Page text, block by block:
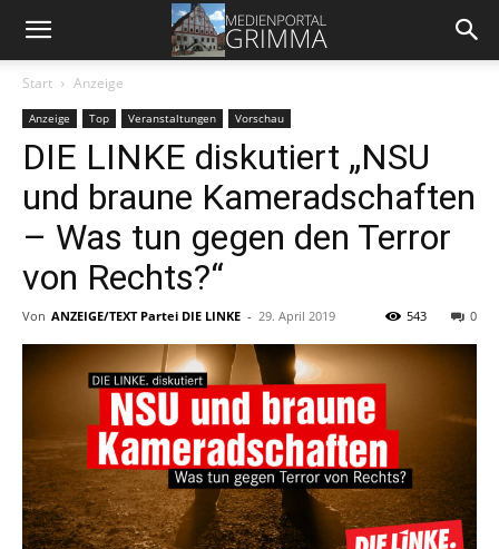
Start Anzeige
Anzeige Top Veranstaltungen Vorschau
DIE LINKE diskutiert „NSU
und braune Kameradschaften
– Was tun gegen den Terror
von Rechts?“
Von ANZEIGE/TEXT Partei DIE LINKE - 29. April 2019 0
543